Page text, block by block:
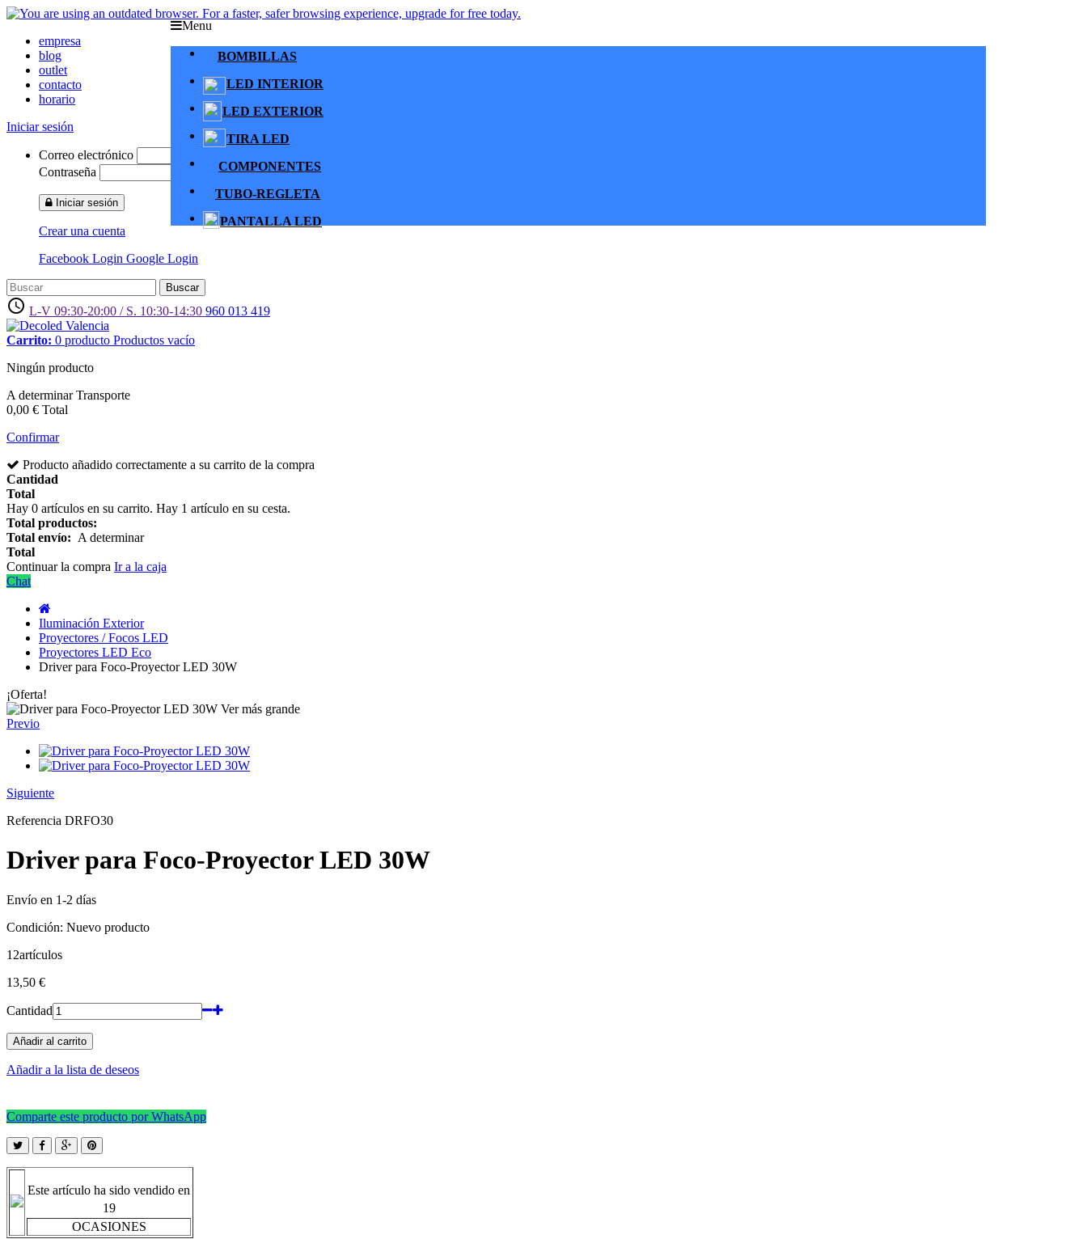
empresa
blog
outlet
contacto
horario
Iniciar sesión
Correo electrónico
Contraseña
Iniciar sesión
Crear una cuenta
Facebook Login Google Login
Buscar
access_time L-V 09:30-20:00 / S. 10:30-14:30 960 013 419
Carrito: 0 producto Productos vacío
Ningún producto
A determinarTransporte
0,00 € Total
Confirmar
Producto añadido correctamente a su carrito de la compra
Cantidad
Total
Hay 0 artículos en su carrito. Hay 1 artículo en su cesta.
Total productos:
Total envío: A determinar
Total
Continuar la compra Ir a la caja
Menu
BOMBILLAS
LED INTERIOR
LED EXTERIOR
TIRA LED
COMPONENTES
TUBO-REGLETA
PANTALLA LED
Chat
Iluminación Exterior
Proyectores / Focos LED
Proyectores LED Eco
Driver para Foco-Proyector LED 30W
¡Oferta!
Ver más grande
Previo
Siguiente
Referencia DRFO30
Driver para Foco-Proyector LED 30W
Envío en 1-2 días
Condición: Nuevo producto
12artículos
13,50 €
Cantidad
Añadir al carrito
Añadir a la lista de deseos
Comparte este producto por WhatsApp
Este artículo ha sido vendido en
19
OCASIONES